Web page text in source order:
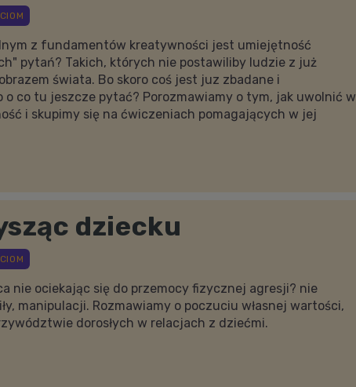
z fundamentów kreatywności jest umiejętność
pytań? Takich, których nie postawiliby ludzie z już
świata. Bo skoro coś jest juz zbadane i
o co tu jeszcze pytać? Porozmawiamy o tym, jak uwolnić w
i skupimy się na ćwiczeniach pomagających w jej
dziecku
nie ociekając się do przemocy fizycznej agresji? nie
manipulacji. Rozmawiamy o poczuciu własnej wartości,
dorosłych w relacjach z dziećmi.